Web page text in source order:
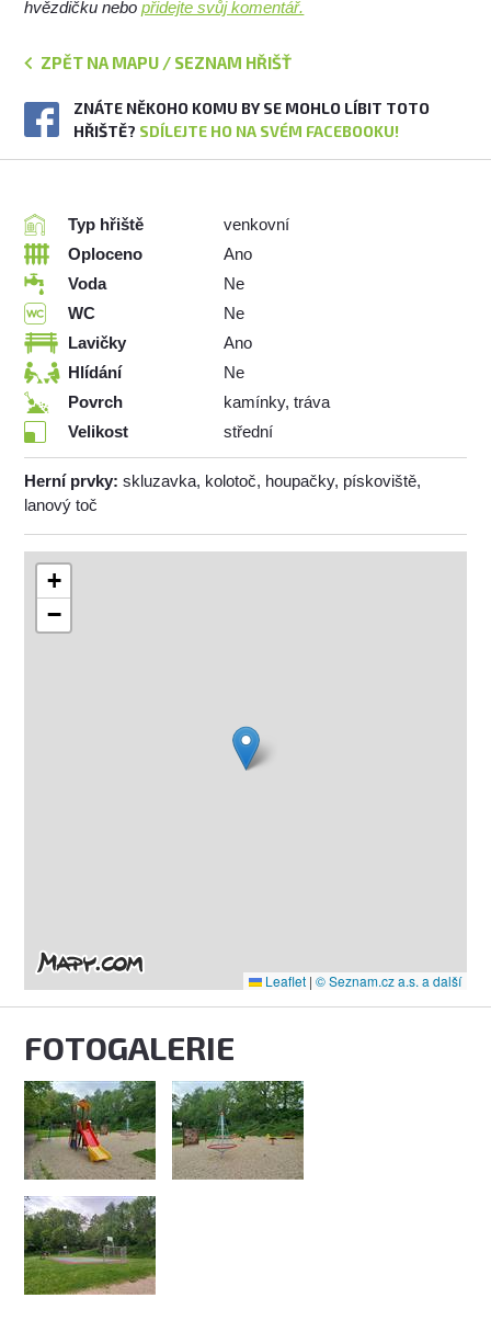
hvězdičku nebopřidejte svůj komentář.
ZPĚT NA MAPU / SEZNAM HŘIŠŤ
ZNÁTE NĚKOHO KOMU BY SE MOHLO LÍBIT TOTO
HŘIŠTĚ? SDÍLEJTE HO NA SVÉM FACEBOOKU!
Typ hřiště
venkovní
Oploceno
Ano
Voda
Ne
WC
Ne
Lavičky
Ano
Hlídání
Ne
Povrch
kamínky, tráva
Velikost
střední
Herní prvky: skluzavka, kolotoč, houpačky, pískoviště,
lanový toč
+
−
Leaflet | © Seznam.cz a.s. a další
FOTOGALERIE